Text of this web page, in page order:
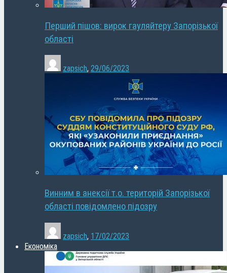
Перший пішов: вирок гауляйтеру Запорізької
області
zapsich, 29/06/2023
Винним в анексії т.о. територій Запорізької
області повідомлено підозру
zapsich, 17/02/2023
Економіка